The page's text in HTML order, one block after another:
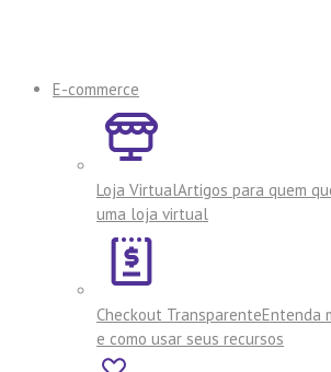
E-commerce
Loja VirtualArtigos para quem
uma loja virtual
Checkout TransparenteEntenda
e como usar seus recursos